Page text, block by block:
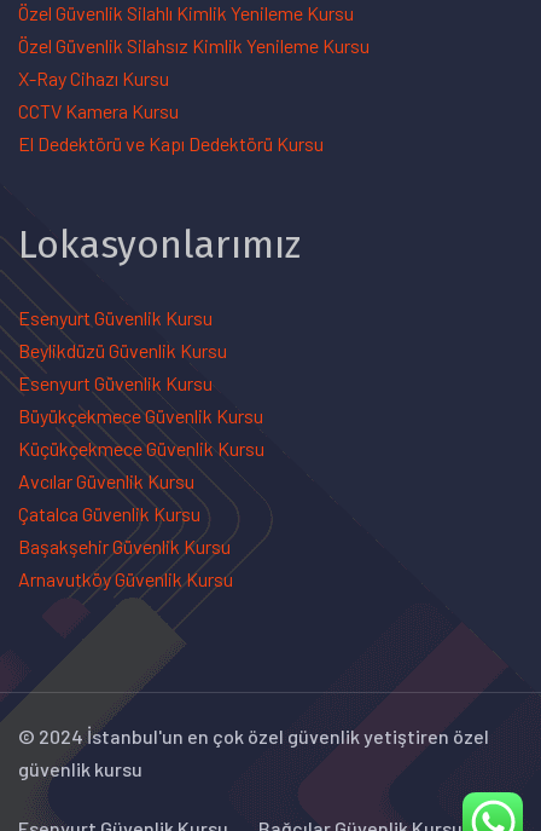
Özel Güvenlik Silahlı Kimlik Yenileme Kursu
Özel Güvenlik Silahsız Kimlik Yenileme Kursu
X-Ray Cihazı Kursu
CCTV Kamera Kursu
El Dedektörü ve Kapı Dedektörü Kursu
Lokasyonlarımız
Esenyurt Güvenlik Kursu
Beylikdüzü Güvenlik Kursu
Esenyurt Güvenlik Kursu
Büyükçekmece Güvenlik Kursu
Küçükçekmece Güvenlik Kursu
Avcılar Güvenlik Kursu
Çatalca Güvenlik Kursu
Başakşehir Güvenlik Kursu
Arnavutköy Güvenlik Kursu
© 2024 İstanbul'un en çok özel güvenlik yetiştiren özel
güvenlik kursu